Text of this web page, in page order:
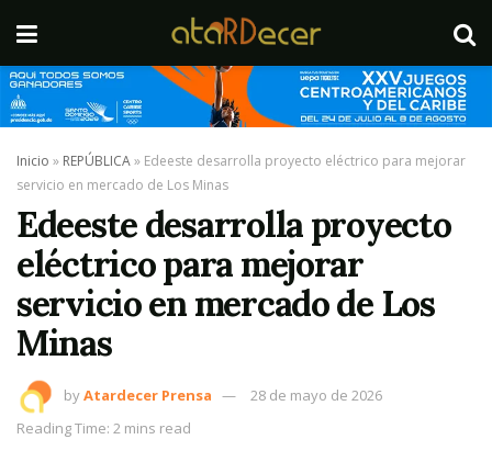
Inicio » REPÚBLICA» Edeeste desarrolla proyecto eléctrico para mejorar
servicio en mercado de Los Minas
Edeeste desarrolla proyecto
eléctrico para mejorar
servicio en mercado de Los
Minas
byAtardecer Prensa
28 de mayo de 2026
Reading Time: 2 mins read